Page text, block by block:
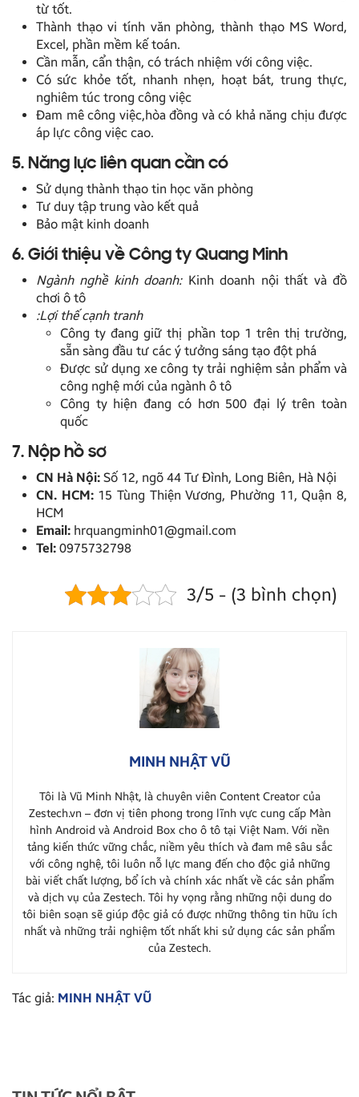
từ tốt.
Thành thạo vi tính văn phòng, thành thạo MS Word,
Excel, phần mềm kế toán.
Cần mẫn, cẩn thận, có trách nhiệm với công việc.
Có sức khỏe tốt, nhanh nhẹn, hoạt bát, trung thực,
nghiêm túc trong công việc
Đam mê công việc,hòa đồng và có khả năng chịu được
áp lực công việc cao.
5. Năng lực liên quan cần có
Sử dụng thành thạo tin học văn phòng
Tư duy tập trung vào kết quả
Bảo mật kinh doanh
6. Giới thiệu về Công ty Quang Minh
Ngành nghề kinh doanh: Kinh doanh nội thất và đồ
chơi ô tô
:Lợi thế cạnh tranh
Công ty đang giữ thị phần top 1 trên thị trường,
sẵn sàng đầu tư các ý tưởng sáng tạo đột phá
Được sử dụng xe công ty trải nghiệm sản phẩm và
công nghệ mới của ngành ô tô
Công ty hiện đang có hơn 500 đại lý trên toàn
quốc
7. Nộp hồ sơ
CN Hà Nội: Số 12, ngõ 44 Tư Đình, Long Biên, Hà Nội
CN. HCM:15 Tùng Thiện Vương, Phường 11, Quận 8,
HCM
Email: hrquangminh01@gmail.com
Tel: 0975732798
3/5 - (3 bình chọn)
MINH NHẬT VŨ
Tôi là Vũ Minh Nhật, là chuyên viên Content Creator của
Zestech.vn – đơn vị tiên phong trong lĩnh vực cung cấp Màn
hình Android và Android Box cho ô tô tại Việt Nam. Với nền
tảng kiến thức vững chắc, niềm yêu thích và đam mê sâu sắc
với công nghệ, tôi luôn nỗ lực mang đến cho độc giả những
bài viết chất lượng, bổ ích và chính xác nhất về các sản phẩm
và dịch vụ của Zestech. Tôi hy vọng rằng những nội dung do
tôi biên soạn sẽ giúp độc giả có được những thông tin hữu ích
nhất và những trải nghiệm tốt nhất khi sử dụng các sản phẩm
của Zestech.
Tác giả: MINH NHẬT VŨ